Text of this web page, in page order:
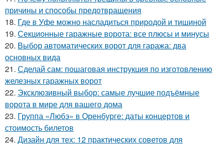
причины и способы предотвращения
18. Где в Уфе можно насладиться природой и тишиной
19. Секционные гаражные ворота: все плюсы и минусы
20. Выбор автоматических ворот для гаража: два
основных вида
21. Сделай сам: пошаговая инструкция по изготовлению
железных гаражных ворот
22. Эксклюзивный выбор: самые лучшие подъёмные
ворота в мире для вашего дома
23. Группа «Любэ» в Оренбурге: даты концертов и
стоимость билетов
24. Дизайн для тех: 12 практических советов для